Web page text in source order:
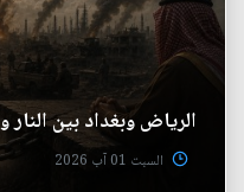
الرياض وبغداد بين النار
السبت 01 آب 2026